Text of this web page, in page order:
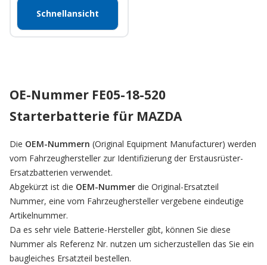
Schnellansicht
OE-Nummer FE05-18-520
Starterbatterie für MAZDA
Die OEM-Nummern (Original Equipment Manufacturer) werden
vom Fahrzeughersteller zur Identifizierung der Erstausrüster-
Ersatzbatterien verwendet.
Abgekürzt ist die OEM-Nummer die Original-Ersatzteil
Nummer, eine vom Fahrzeughersteller vergebene eindeutige
Artikelnummer.
Da es sehr viele Batterie-Hersteller gibt, können Sie diese
Nummer als Referenz Nr. nutzen um sicherzustellen das Sie ein
baugleiches Ersatzteil bestellen.